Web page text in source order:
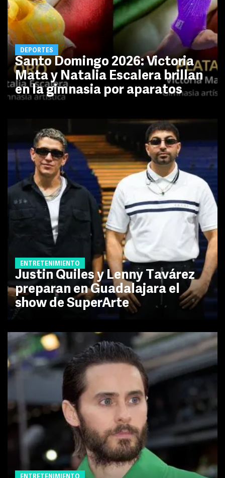
DEPORTES
Santo Domingo 2026: Victoria
Mata y Natalia Escalera brillan
en la gimnasia por aparatos
ENTRETENIMIENTO
Justin Quiles y Lenny Tavárez
preparan en Guadalajara el
show de SuperArte